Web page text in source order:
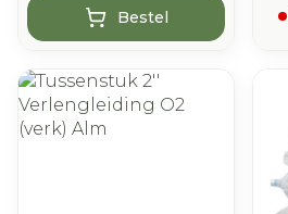
Bestel